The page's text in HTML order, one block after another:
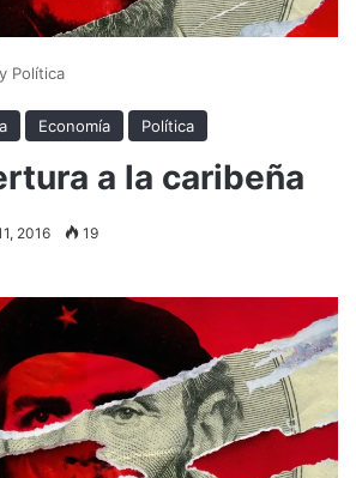
Política
Economía Política
a la caribeña
2016 19